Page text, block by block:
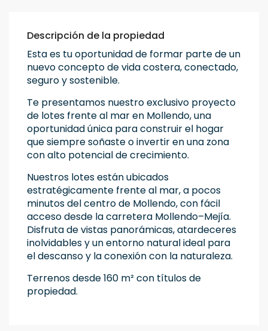
Descripción de la propiedad
Esta es tu oportunidad de formar parte de un
nuevo concepto de vida costera, conectado,
seguro y sostenible.
Te presentamos nuestro exclusivo proyecto
de lotes frente al mar en Mollendo, una
oportunidad única para construir el hogar
que siempre soñaste o invertir en una zona
con alto potencial de crecimiento.
Nuestros lotes están ubicados
estratégicamente frente al mar, a pocos
minutos del centro de Mollendo, con fácil
acceso desde la carretera Mollendo–Mejía.
Disfruta de vistas panorámicas, atardeceres
inolvidables y un entorno natural ideal para
el descanso y la conexión con la naturaleza.
Terrenos desde 160 m² con títulos de
propiedad.